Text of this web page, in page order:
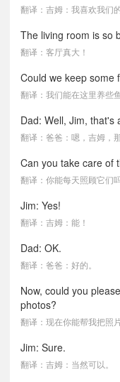
翻译：吉姆：我喜欢我们
The living room is so
翻译：客厅真大！
Could we keep some
翻译：我们能在这里养些
Dad: Well, Jim, that's
翻译：爸爸：嗯，吉姆，
Can you take care of
翻译：你能每天照顾它们
Jim: Yes!
翻译：吉姆：能！
Dad: OK.
翻译：爸爸：好的。
Now, could you
photos?
翻译：现在你能帮我把照
Jim: Sure.
翻译：吉姆：当然可以。